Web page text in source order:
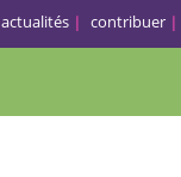
actualités contribuer